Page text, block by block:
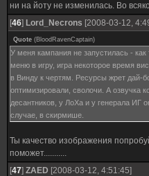
ни на йоту не изменилась. Во
[46] Lord_Necrons [2008-03-12,
Quote (BloodRavenCaptain)
У меня кампания не запустилась - как
меню в игру, игра некоторое время
в Винду к чертям. Ресурсы жрет дай-
оптимизировали, сволочи. А озвучка
десантников, у ЛоХа и у генерала ИГ
случае, в скирмише.
Ты качество изображения
поможет...........
[47] ZAED [2008-03-12, 4:51:45]